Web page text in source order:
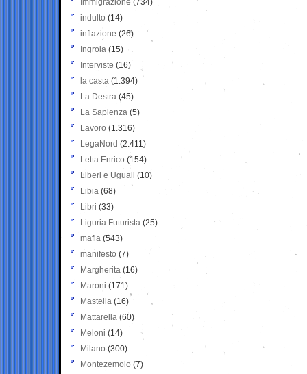
Immigrazione (734)
indulto (14)
inflazione (26)
Ingroia (15)
Interviste (16)
la casta (1.394)
La Destra (45)
La Sapienza (5)
Lavoro (1.316)
LegaNord (2.411)
Letta Enrico (154)
Liberi e Uguali (10)
Libia (68)
Libri (33)
Liguria Futurista (25)
mafia (543)
manifesto (7)
Margherita (16)
Maroni (171)
Mastella (16)
Mattarella (60)
Meloni (14)
Milano (300)
Montezemolo (7)